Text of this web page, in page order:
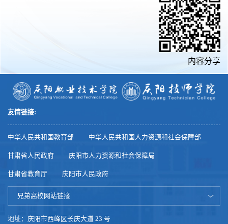
内容分享
友情链接:
中华人民共和国教育部 中华人民共和国人力资源和社会保障部
甘肃省人民政府 庆阳市人力资源和社会保障局
甘肃省教育厅 庆阳市人民政府
兄弟高校网站链接
地址：庆阳市西峰区长庆大道 23 号